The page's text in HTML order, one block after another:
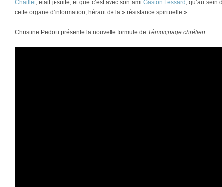
Chaillet , était jésuite, et que c’est avec son ami Gaston Fessard , qu’au sein
cette organe d’information, héraut de la » résistance spirituelle ».
Christine Pedotti présente la nouvelle formule de Témoignage chrétien